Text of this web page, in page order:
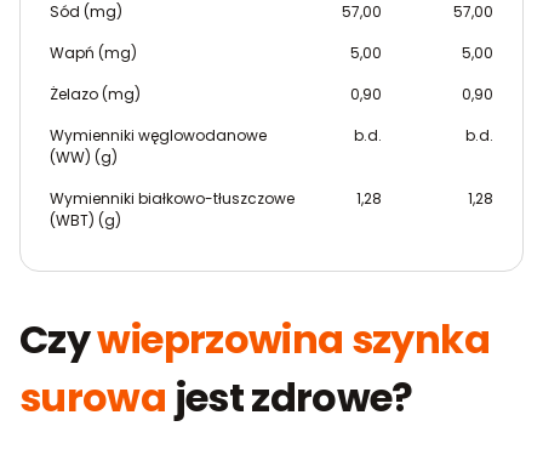
Sód (mg)
57,00
57,00
Wapń (mg)
5,00
5,00
Żelazo (mg)
0,90
0,90
Wymienniki węglowodanowe
(WW) (g)
b.d. b.d.
Wymienniki białkowo-tłuszczowe
(WBT) (g)
1,28 1,28
Czywieprzowina szynka
surowa jest zdrowe?